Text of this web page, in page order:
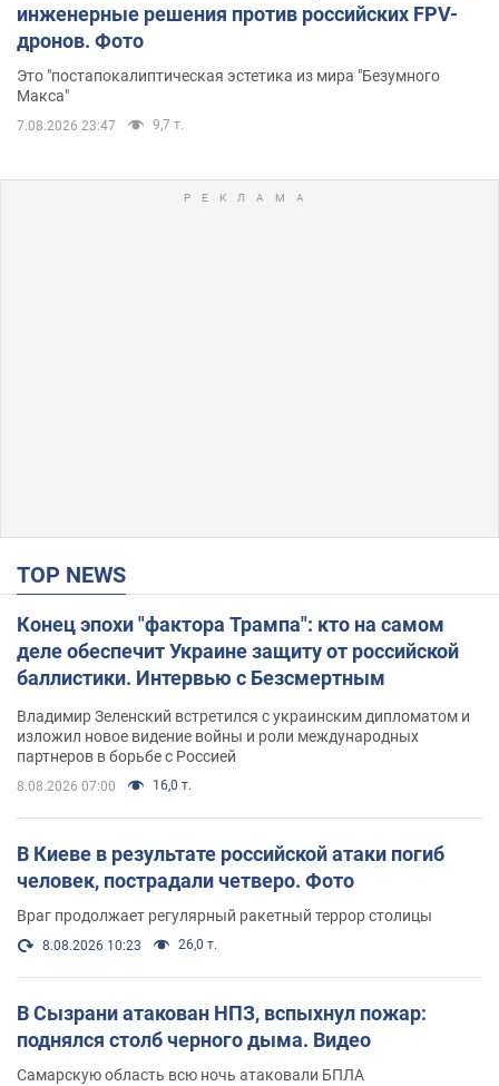
инженерные решения против российских FPV-
дронов. Фото
Это "постапокалиптическая эстетика из мира "Безумного
Макса"
7.08.2026 23:47 9,7 т.
TOP NEWS
Конец эпохи "фактора Трампа": кто на самом
деле обеспечит Украине защиту от российской
баллистики. Интервью с Безсмертным
Владимир Зеленский встретился с украинским дипломатом и
изложил новое видение войны и роли международных
партнеров в борьбе с Россией
8.08.2026 07:00 16,0 т.
В Киеве в результате российской атаки погиб
человек, пострадали четверо. Фото
Враг продолжает регулярный ракетный террор столицы
8.08.2026 10:23 26,0 т.
В Сызрани атакован НПЗ, вспыхнул пожар:
поднялся столб черного дыма. Видео
Самарскую область всю ночь атаковали БПЛА